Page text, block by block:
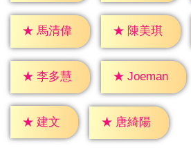
★ 馬清偉 ★ 陳美琪
★ 李多慧 ★ Joeman
★ 建文 ★ 唐綺陽